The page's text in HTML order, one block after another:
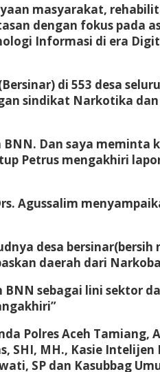
masyarakat,
dengan fokus pada
Informasi di era
di 553 desa
sindikat Narkotika
Dan saya meminta
Petrus mengakhiri
Agussalim
desa bersinar(bersih
daerah dari
sebagai lini sektor
Polres Aceh Tamiang,
SHI, MH., Kasie Intelijen
SP dan Kasubbag